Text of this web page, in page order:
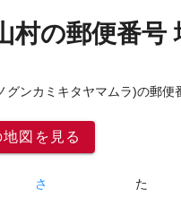
村の郵便番号
グンカミキタヤマムラ)の郵便
図を見る
さ た